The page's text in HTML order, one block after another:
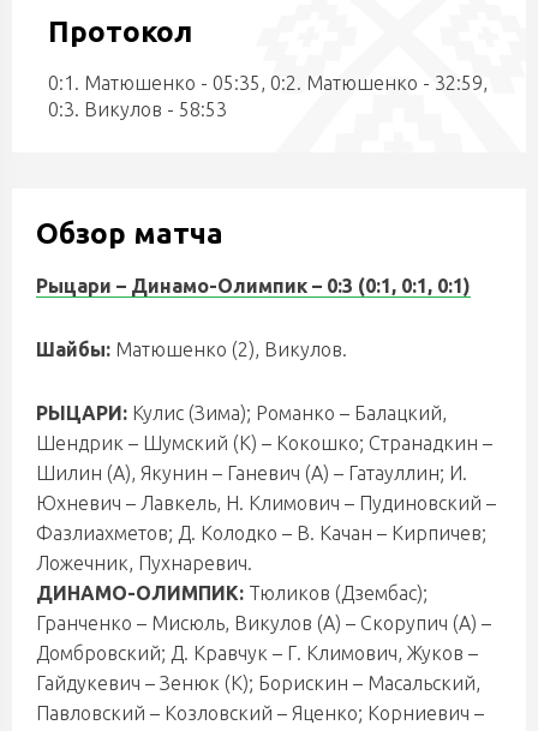
Протокол
0:1. Матюшенко - 05:35, 0:2. Матюшенко - 32:59,
0:3. Викулов - 58:53
Обзор матча
Рыцари – Динамо-Олимпик – 0:3 (0:1, 0:1, 0:1)
Шайбы: Матюшенко (2), Викулов.
РЫЦАРИ: Кулис (Зима); Романко – Балацкий,
Шендрик – Шумский (К) – Кокошко; Странадкин –
Шилин (А), Якунин – Ганевич (А) – Гатауллин; И.
Юхневич – Лавкель, Н. Климович – Пудиновский –
Фазлиахметов; Д. Колодко – В. Качан – Кирпичев;
Ложечник, Пухнаревич.
ДИНАМО-ОЛИМПИК: Тюликов (Дзембас);
Гранченко – Мисюль, Викулов (А) – Скорупич (А) –
Домбровский; Д. Кравчук – Г. Климович, Жуков –
Гайдукевич – Зенюк (К); Борискин – Масальский,
Павловский – Козловский – Яценко; Корниевич –